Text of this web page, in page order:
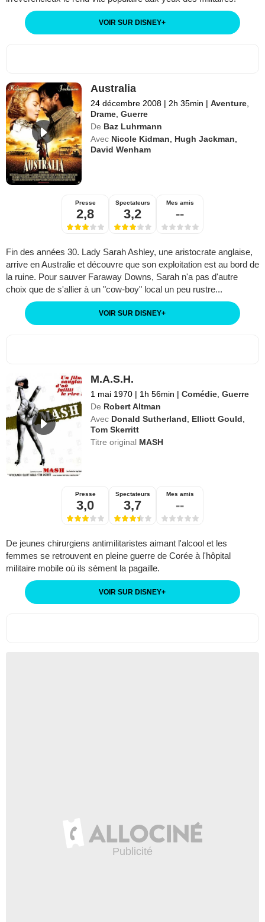
VOIR SUR DISNEY+
Australia
24 décembre 2008 | 2h 35min | Aventure
Drame ,Guerre
De Baz Luhrmann
Avec Nicole Kidman Hugh Jackman
David Wenham
Presse
2,8
Spectateurs
3,2
Mes amis
--
Fin des années 30. Lady Sarah Ashley, une aristocrate anglaise,
arrive en Australie et découvre que son exploitation est au bord de
la ruine. Pour sauver Faraway Downs, Sarah n'a pas d'autre
choix que de s'allier à un "cow-boy" local un peu rustre...
VOIR SUR DISNEY+
M.A.S.H.
1 mai 1970 | 1h 56min | Comédie,Guerre
De Robert Altman
Avec Donald Sutherland, Elliott Gould,
Tom Skerritt
Titre original MASH
Presse
3,0
Spectateurs
3,7
Mes amis
--
De jeunes chirurgiens antimilitaristes aimant l'alcool et les
femmes se retrouvent en pleine guerre de Corée à l'hôpital
militaire mobile où ils sèment la pagaille.
VOIR SUR DISNEY+